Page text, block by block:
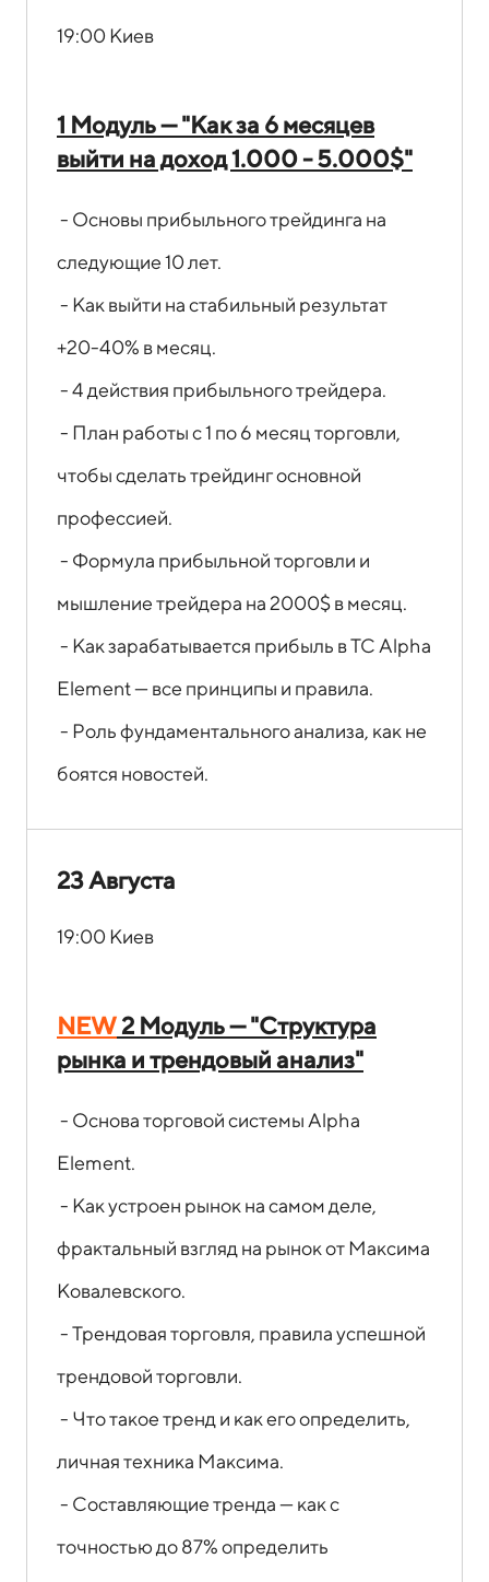
19:00 Киев
1 Модуль — "Как за 6 месяцев
выйти на доход 1.000 - 5.000$"
- Основы прибыльного трейдинга на
следующие 10 лет.
- Как выйти на стабильный результат
+20-40% в месяц.
- 4 действия прибыльного трейдера.
- План работы с 1 по 6 месяц торговли,
чтобы сделать трейдинг основной
профессией.
- Формула прибыльной торговли и
мышление трейдера на 2000$ в месяц.
- Как зарабатывается прибыль в ТС Alpha
Element — все принципы и правила.
- Роль фундаментального анализа, как не
боятся новостей.
23 Августа
19:00 Киев
NEW2 Модуль — "Структура
рынка и трендовый анализ"
- Основа торговой системы Alpha
Element.
- Как устроен рынок на самом деле,
фрактальный взгляд на рынок от Максима
Ковалевского.
- Трендовая торговля, правила успешной
трендовой торговли.
- Что такое тренд и как его определить,
личная техника Максима.
- Составляющие тренда — как с
точностью до 87% определить